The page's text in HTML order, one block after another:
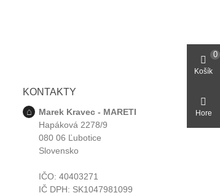
KONTAKTY
Marek Kravec - MARETI
Hapáková 2278/9
080 06 Ľubotice
Slovensko
IČO: 40403271
IČ DPH: SK1047981099
Košík
0
Hore